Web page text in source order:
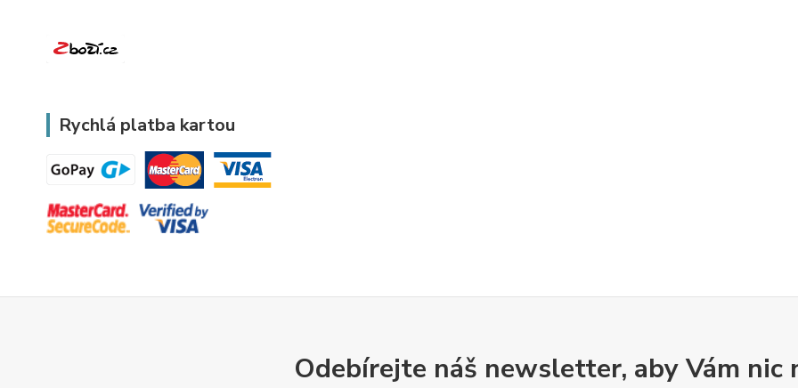
Rychlá platba kartou
Odebírejte náš newsletter, aby Vám nic